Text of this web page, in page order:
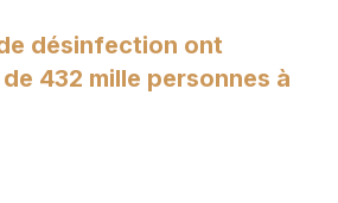
désinfection ont
432 mille personnes à